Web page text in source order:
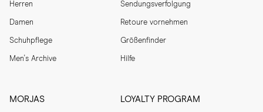
Herren
Damen
Schuhpflege
Men's Archive
Sendungsverfolgung
Retoure vornehmen
Größenfinder
Hilfe
MORJAS LOYALTY PROGRAM